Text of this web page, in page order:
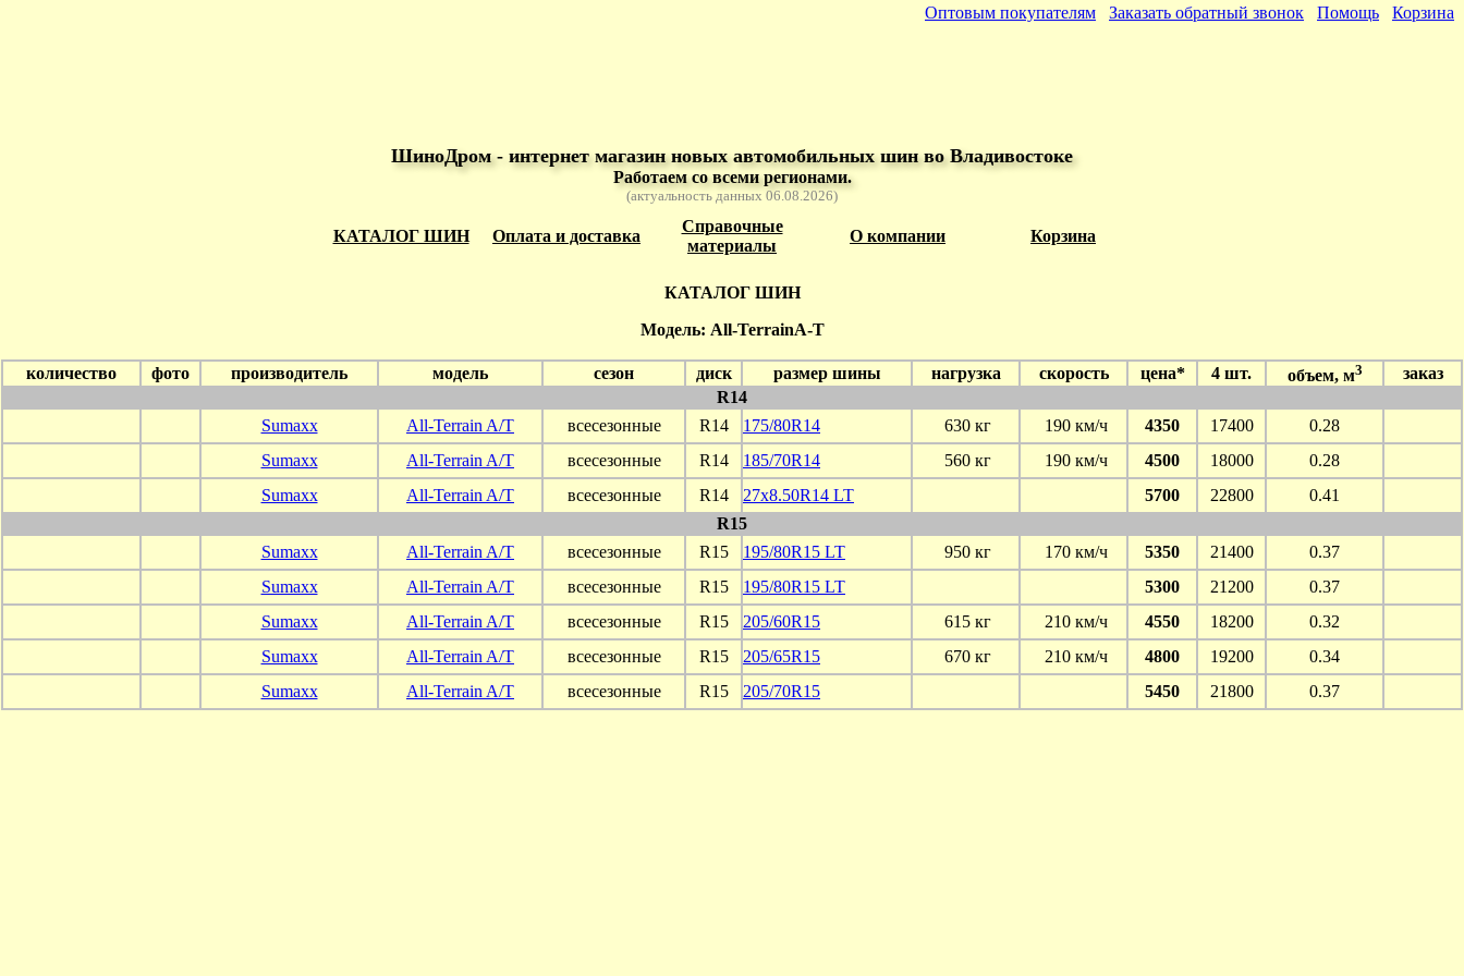
Оптовым покупателям Заказать обратный звонок Помощь Корзина
ШиноДром - интернет магазин новых автомобильных шин во Владивостоке
Работаем со всеми регионами.
(актуальность данных 06.08.2026)
КАТАЛОГ ШИН Оплата и доставка
Справочные
материалы
О компании Корзина
КАТАЛОГ ШИН
Модель: All-TerrainA-T
количество фото производитель модель сезон диск размер шины нагрузка скорость цена* 4 шт. объем, м3
заказ
R14
Sumaxx
All-Terrain A/T всесезонные R14 175/80R14 630 кг 190 км/ч 4350 17400
0.28
Sumaxx
All-Terrain A/T всесезонные R14 185/70R14 560 кг 190 км/ч 4500 18000
0.28
Sumaxx
All-Terrain A/T всесезонные R14 27x8.50R14 LT 5700 22800
0.41
R15
Sumaxx
All-Terrain A/T всесезонные R15 195/80R15 LT 950 кг 170 км/ч 5350 21400
0.37
Sumaxx
All-Terrain A/T всесезонные R15 195/80R15 LT 5300 21200
0.37
Sumaxx
All-Terrain A/T всесезонные R15 205/60R15 615 кг 210 км/ч 4550 18200
0.32
Sumaxx
All-Terrain A/T всесезонные R15 205/65R15 670 кг 210 км/ч 4800 19200
0.34
Sumaxx
All-Terrain A/T всесезонные R15 205/70R15 5450 21800 0.37